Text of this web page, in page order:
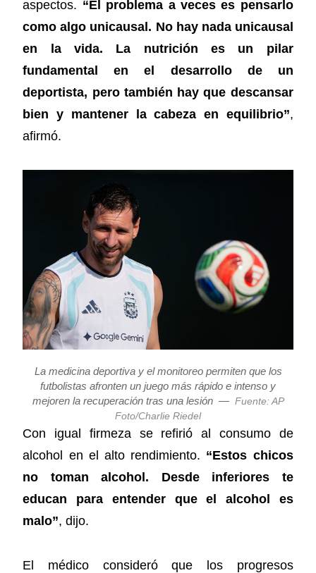
aspectos. “El problema a veces es pensarlo
como algo unicausal. No hay nada unicausal
en la vida. La nutrición es un pilar
fundamental en el desarrollo de un
deportista, pero también hay que descansar
bien y mantener la cabeza en equilibrio”,
afirmó.
La medicina deportiva y el monitoreo permiten que los
futbolistas afronten un juego más rápido e intenso y
mejoren la recuperación tras una lesión — Fuente: AP
Foto/Charlie Riedel
Con igual firmeza se refirió al consumo de
alcohol en el alto rendimiento. “Estos chicos
no toman alcohol. Desde inferiores te
educan para entender que el alcohol es
malo”, dijo.
El médico consideró que los progresos